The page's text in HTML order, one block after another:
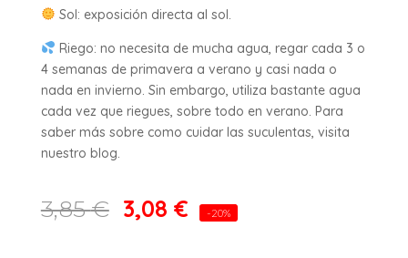
Sol: exposición directa al sol.
Riego: no necesita de mucha agua, regar cada 3 o
4 semanas de primavera a verano y casi nada o
nada en invierno. Sin embargo, utiliza bastante agua
cada vez que riegues, sobre todo en verano. Para
saber más sobre como cuidar las suculentas, visita
nuestro blog.
3,85€ 3,08 € -20%